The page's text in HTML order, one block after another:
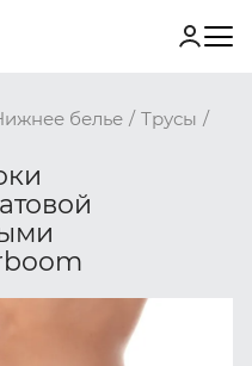
белье / Трусы /